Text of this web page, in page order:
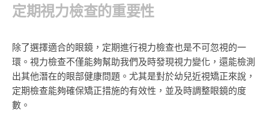
定期視力檢查的重要性
除了選擇適合的眼鏡，定期進行視力檢查也是不可忽視的一
環。視力檢查不僅能夠幫助我們及時發現視力變化，還能檢測
出其他潛在的眼部健康問題。尤其是對於幼兒近視矯正來說，
定期檢查能夠確保矯正措施的有效性，並及時調整眼鏡的度
數。